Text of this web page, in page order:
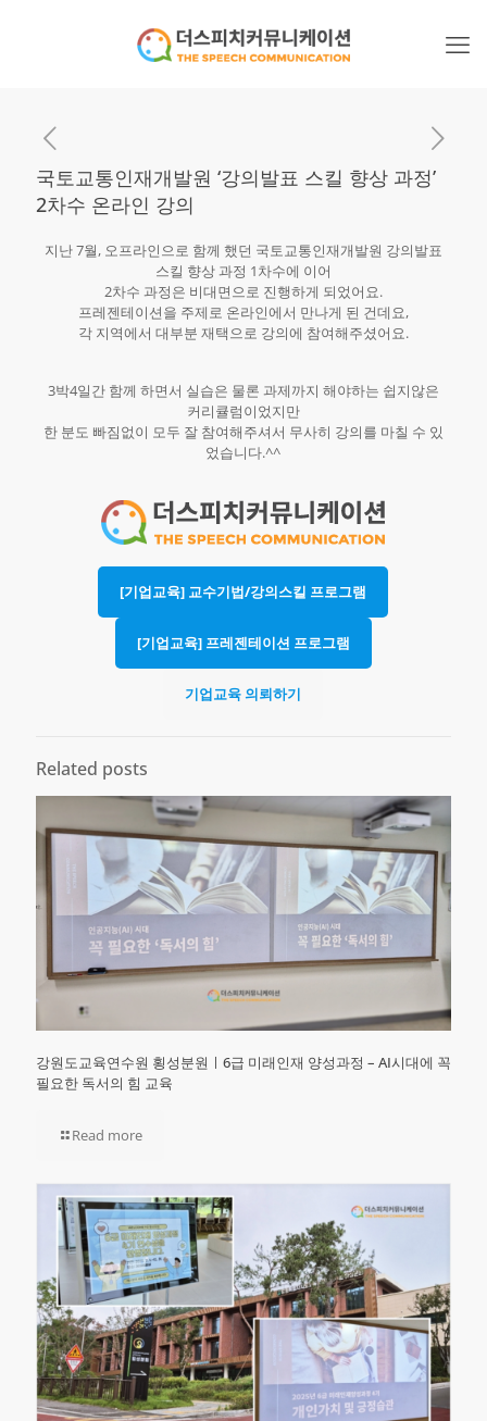
국토교통인재개발원 ‘강의발표 스킬 향상 과정’
2차수 온라인 강의
지난 7월, 오프라인으로 함께 했던 국토교통인재개발원 강의발표
스킬 향상 과정 1차수에 이어
2차수 과정은 비대면으로 진행하게 되었어요.
프레젠테이션을 주제로 온라인에서 만나게 된 건데요,
각 지역에서 대부분 재택으로 강의에 참여해주셨어요.
3박4일간 함께 하면서 실습은 물론 과제까지 해야하는 쉽지않은
커리큘럼이었지만
한 분도 빠짐없이 모두 잘 참여해주셔서 무사히 강의를 마칠 수 있
었습니다.^^
[기업교육] 교수기법/강의스킬 프로그램
[기업교육] 프레젠테이션 프로그램
기업교육 의뢰하기
Related posts
강원도교육연수원 횡성분원ㅣ6급 미래인재 양성과정 – AI시대에 꼭
필요한 독서의 힘 교육
Read more